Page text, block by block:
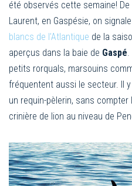
été observés cette semaine!
Laurent, en Gaspésie, on
blancs de l’Atlantique de la
aperçus dans la baie de Gaspé.
petits rorquals, marsouins
fréquentent aussi le secteur. Il
un requin-pèlerin, sans
crinière de lion au niveau de